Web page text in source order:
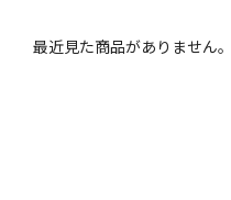
最近見た商品がありません。